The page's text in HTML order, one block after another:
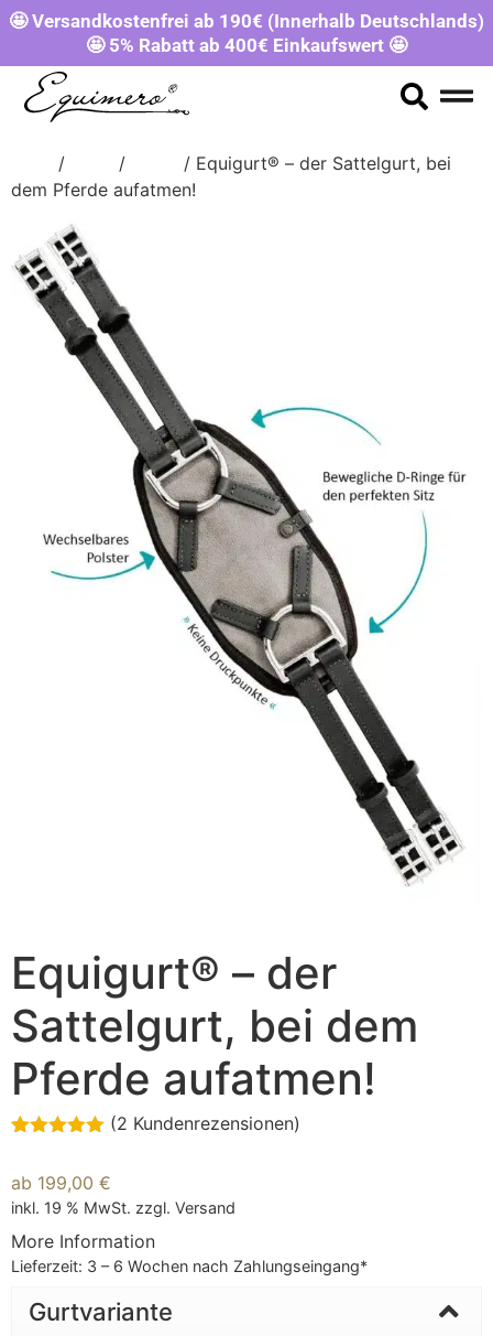
🤩 Versandkostenfrei ab 190€ (Innerhalb Deutschlands)
🤩 5% Rabatt ab 400€ Einkaufswert 🤩
/ /
/ Equigurt® – der Sattelgurt, bei
dem Pferde aufatmen!
Equigurt® – der
Sattelgurt, bei dem
Pferde aufatmen!
basierend
auf
Kundenbewertungen
(2 Kundenrezensionen)
ab 199,00 €
inkl. 19 % MwSt. zzgl. Versand
More Information
Lieferzeit: 3 – 6 Wochen nach Zahlungseingang*
Gurtvariante